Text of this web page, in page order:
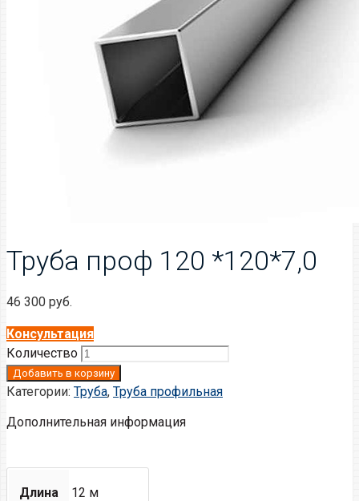
Труба проф 120 *120*7,0
46 300 руб.
Консультация
Количество
Добавить в корзину
Категории: Труба, Труба профильная
Дополнительная информация
Длина 12 м